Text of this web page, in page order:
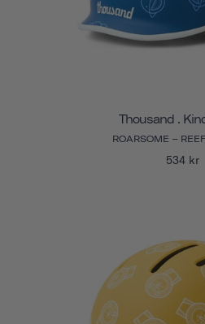
Thousand .
ROARSOME –
534 kr